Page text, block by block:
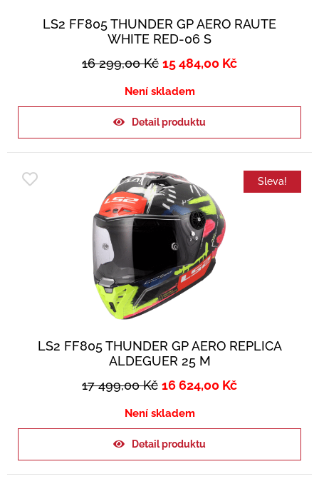
LS2 FF805 THUNDER GP AERO RAUTE
WHITE RED-06 S
16 299,00Kč 15 484,00 Kč
Není skladem
Detail produktu
Sleva!
LS2 FF805 THUNDER GP AERO REPLICA
ALDEGUER 25 M
17 499,00Kč 16 624,00 Kč
Není skladem
Detail produktu